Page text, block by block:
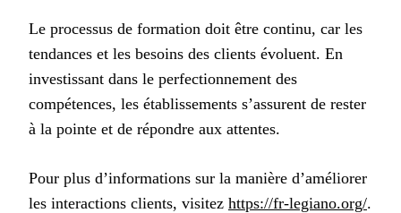
Le processus de formation doit être continu, car les
tendances et les besoins des clients évoluent. En
investissant dans le perfectionnement des
compétences, les établissements s’assurent de rester
à la pointe et de répondre aux attentes.
Pour plus d’informations sur la manière d’améliorer
les interactions clients, visitez https://fr-legiano.org/.